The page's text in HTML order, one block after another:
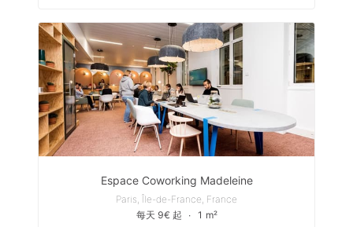
Espace Coworking Madeleine
Paris, Île-de-France, France
每天 9€ 起
∙ 1 m²